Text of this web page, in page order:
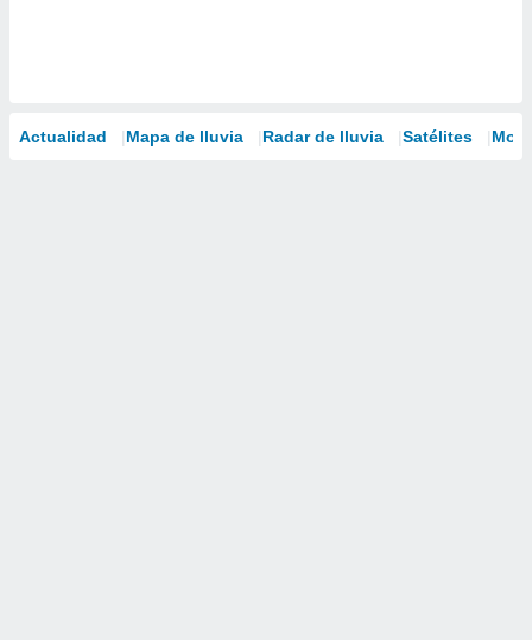
Actualidad Mapa de lluvia Radar de lluvia Satélites